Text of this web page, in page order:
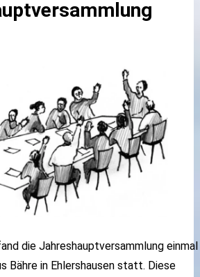
die Jahreshauptversammlung einmal
Bähre in Ehlershausen statt. Diese